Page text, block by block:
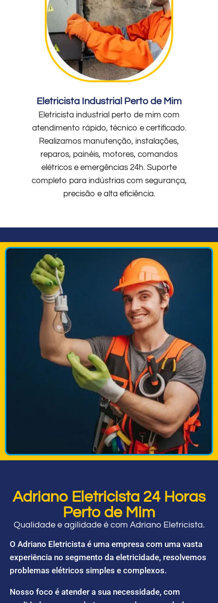
Eletricista Industrial Perto de Mim
Eletricista industrial perto de mim com
atendimento rápido, técnico e certificado.
Realizamos manutenção, instalações,
reparos, painéis, motores, comandos
elétricos e emergências 24h. Suporte
completo para indústrias com segurança,
precisão e alta eficiência.
Adriano Eletricista 24 Horas
Perto de Mim
Qualidade e agilidade é com Adriano Eletricista.
O Adriano Eletricista é uma empresa com uma vasta
experiência no segmento da eletricidade, resolvemos
problemas elétricos simples e complexos.
Nosso foco é atender a sua necessidade, com